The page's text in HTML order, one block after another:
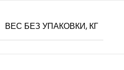
ВЕС БЕЗ УПАКОВКИ, КГ